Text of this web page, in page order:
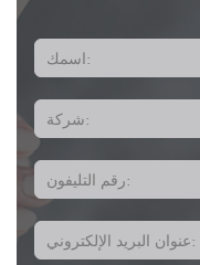
اسمك:
شركة:
رقم التليفون:
عنوان البريد الإلكتروني: